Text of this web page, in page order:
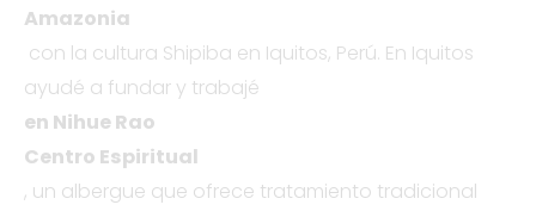
Amazonia
con la cultura Shipiba en Iquitos, Perú. En Iquitos
ayudé a fundar y trabajé
en Nihue Rao
Centro Espiritual
, un albergue que ofrece tratamiento tradicional